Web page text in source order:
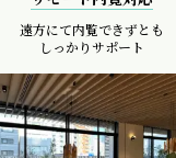
遠方にて内覧できずとも
しっかりサポート